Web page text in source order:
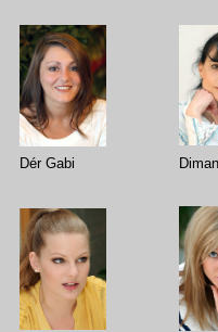
Dér Gabi